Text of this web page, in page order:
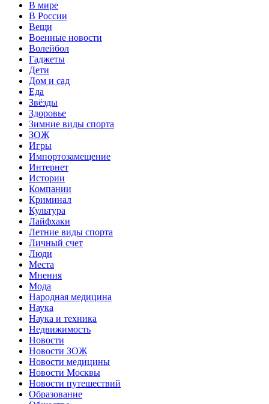
В мире
В России
Вещи
Военные новости
Волейбол
Гаджеты
Дети
Дом и сад
Еда
Звёзды
Здоровье
Зимние виды спорта
ЗОЖ
Игры
Импортозамещение
Интернет
Истории
Компании
Криминал
Культура
Лайфхаки
Летние виды спорта
Личный счет
Люди
Места
Мнения
Мода
Народная медицина
Наука
Наука и техника
Недвижимость
Новости
Новости ЗОЖ
Новости медицины
Новости Москвы
Новости путешествий
Образование